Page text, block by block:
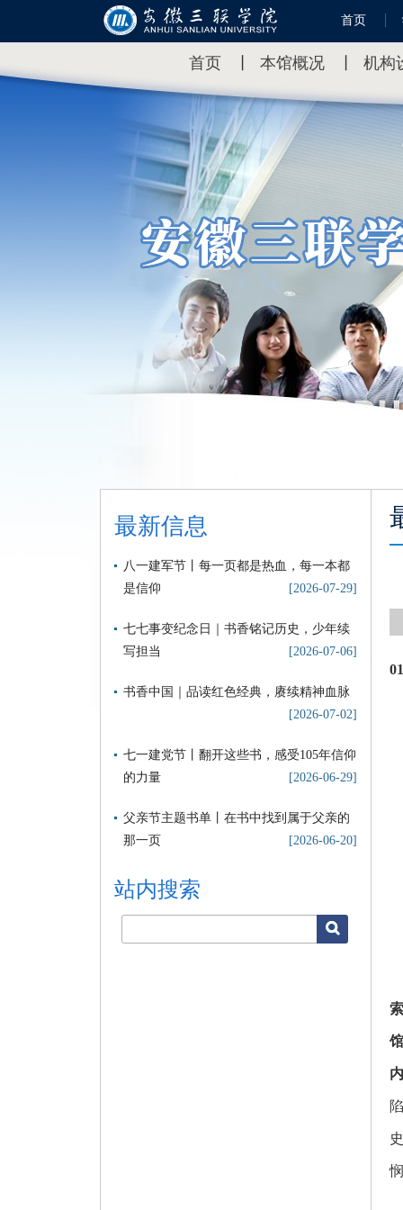
首页
首页 本馆概况 机构
最新信息
八一建军节丨每一页都是热血，每一本都
是信仰
[2026-07-29]
七七事变纪念日｜书香铭记历史，少年续
写担当
[2026-07-06]
书香中国｜品读红色经典，赓续精神血脉
[2026-07-02]
七一建党节丨翻开这些书，感受105年信仰
的力量
[2026-06-29]
父亲节主题书单丨在书中找到属于父亲的
那一页
[2026-06-20]
站内搜索